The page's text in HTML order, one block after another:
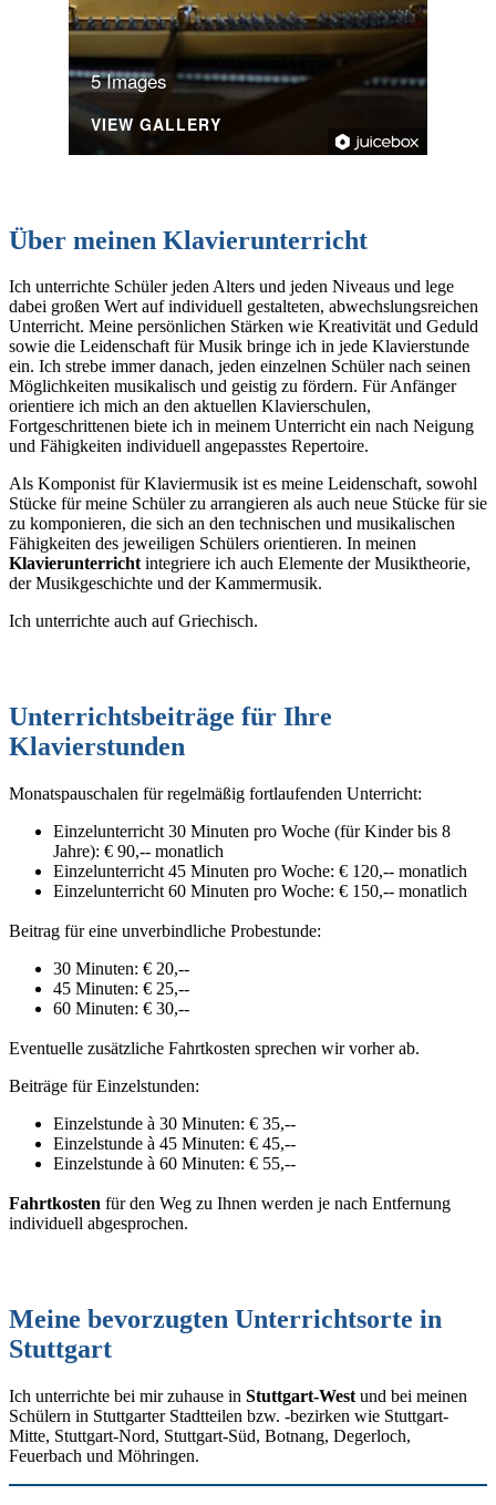
5 Images
VIEW GALLERY
Über meinen Klavierunterricht
Ich unterrichte Schüler jeden Alters und jeden Niveaus und lege
dabei großen Wert auf individuell gestalteten, abwechslungsreichen
Unterricht. Meine persönlichen Stärken wie Kreativität und Geduld
sowie die Leidenschaft für Musik bringe ich in jede Klavierstunde
ein. Ich strebe immer danach, jeden einzelnen Schüler nach seinen
Möglichkeiten musikalisch und geistig zu fördern. Für Anfänger
orientiere ich mich an den aktuellen Klavierschulen,
Fortgeschrittenen biete ich in meinem Unterricht ein nach Neigung
und Fähigkeiten individuell angepasstes Repertoire.
Als Komponist für Klaviermusik ist es meine Leidenschaft, sowohl
Stücke für meine Schüler zu arrangieren als auch neue Stücke für sie
zu komponieren, die sich an den technischen und musikalischen
Fähigkeiten des jeweiligen Schülers orientieren. In meinen
Klavierunterrichtintegriere ich auch Elemente der Musiktheorie,
der Musikgeschichte und der Kammermusik.
Ich unterrichte auch auf Griechisch.
Unterrichtsbeiträge für Ihre
Klavierstunden
Monatspauschalen für regelmäßig fortlaufenden Unterricht:
Einzelunterricht 30 Minuten pro Woche (für Kinder bis 8
Jahre): € 90,-- monatlich
Einzelunterricht 45 Minuten pro Woche: € 120,-- monatlich
Einzelunterricht 60 Minuten pro Woche: € 150,-- monatlich
Beitrag für eine unverbindliche Probestunde:
30 Minuten: € 20,--
45 Minuten: € 25,--
60 Minuten: € 30,--
Eventuelle zusätzliche Fahrtkosten sprechen wir vorher ab.
Beiträge für Einzelstunden:
Einzelstunde à 30 Minuten: € 35,--
Einzelstunde à 45 Minuten: € 45,--
Einzelstunde à 60 Minuten: € 55,--
Fahrtkosten für den Weg zu Ihnen werden je nach Entfernung
individuell abgesprochen.
Meine bevorzugten Unterrichtsorte in
Stuttgart
Ich unterrichte bei mir zuhause in Stuttgart-West und bei meinen
Schülern in Stuttgarter Stadtteilen bzw. -bezirken wie Stuttgart-
Mitte, Stuttgart-Nord, Stuttgart-Süd, Botnang, Degerloch,
Feuerbach und Möhringen.